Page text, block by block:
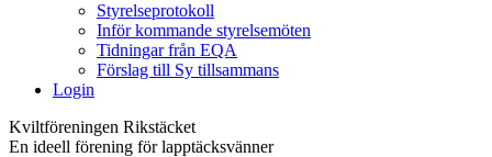
Styrelseprotokoll
Inför kommande styrelsemöten
Tidningar från EQA
Förslag till Sy tillsammans
Login
Kviltföreningen Rikstäcket
En ideell förening för lapptäcksvänner